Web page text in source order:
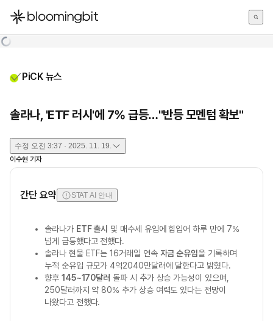
한국어
PiCK 뉴스
솔라나, 'ETF 러시'에 7% 급등…"반등 모멘텀 확보"
수정 오전 3:37 · 2025. 11. 19.
이수현 기자
간단 요약 STAT AI 안내
솔라나가 ETF 출시 및 매수세 유입에 힘입어 하루 만에 7%
넘게 급등했다고 전했다.
솔라나 현물 ETF는 16거래일 연속 자금 순유입을 기록하며
누적 순유입 규모가 4억2040만달러에 달한다고 밝혔다.
향후 145~170달러 돌파 시 추가 상승 가능성이 있으며,
250달러까지 약 80% 추가 상승 여력도 있다는 전망이
나왔다고 전했다.